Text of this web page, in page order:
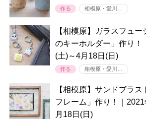
作る 相模原・愛川…
【相模原】ガラスフュ
のキーホルダー」作り！
(土)～4月18日(日)
作る 相模原・愛川…
【相模原】サンドブラス
フレーム」作り！｜
月18日(日)